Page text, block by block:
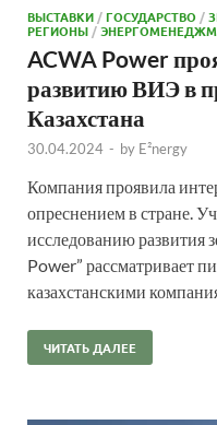
ВЫСТАВКИ /ГОСУДАРСТВО /
РЕГИОНЫ /
ACWA Power
развитию ВИЭ в
Казахстана
30.04.2024 - by E²nergy
Компания проявила
опреснением в стране.
исследованию развития
Power” рассматривает
казахстанскими
ЧИТАТЬ ДАЛЕЕ